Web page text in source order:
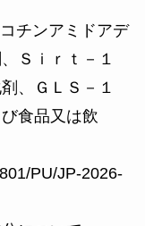
チンアミドアデ
Ｓｉｒｔ－１
、ＧＬＳ－１
食品又は飲
PU/JP-2026-